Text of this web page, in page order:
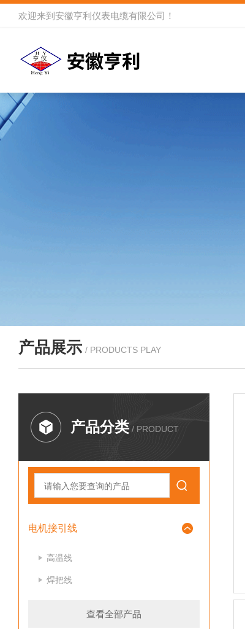
欢迎来到 安徽亨利仪表电缆有限公司 ！
产品展示 / PRODUCTS PLAY
产品分类 / PRODUCT
电机接引线
高温线
焊把线
查看全部产品